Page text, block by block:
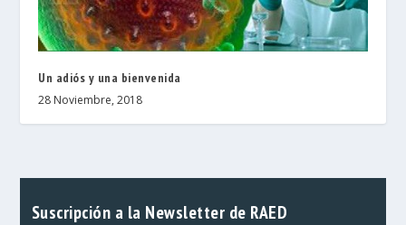
Un adiós y una bienvenida
28 Noviembre, 2018
Suscripción a la Newsletter de RAED